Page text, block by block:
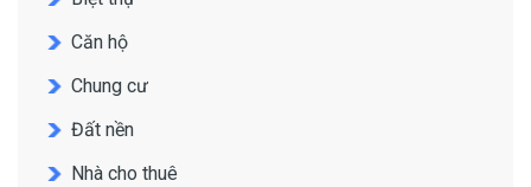
Căn hộ
Chung cư
Đất nền
Nhà cho thuê